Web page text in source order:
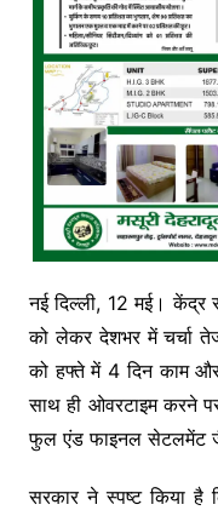
नई दिल्ली, 12 मई। केंद्र
को लेकर देशभर में चर्चा
को हफ्ते में 4 दिन काम
साथ ही ओवरटाइम करने
फुल एंड फाइनल सेटलमेंट
सरकार ने स्पष्ट किया है